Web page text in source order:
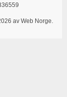
av Web Norge